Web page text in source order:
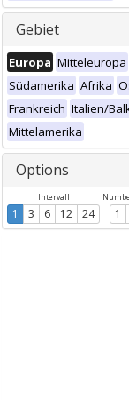
Gebiet
Europa Mitteleuropa
Südamerika Afrika
Frankreich Italien/
Mittelamerika
Options
Intervall
1 3 6 12 24 1